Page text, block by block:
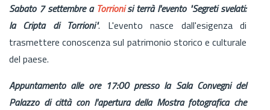
Sabato 7 settembre aTorrionisi terrà l'evento "Segreti svelati:
la Cripta di Torrioni". L'evento nasce dall'esigenza di
trasmettere conoscenza sul patrimonio storico e culturale
del paese.
Appuntamento alle ore 17:00 presso la Sala Convegni del
Palazzo di città con l'apertura della Mostra fotografica che